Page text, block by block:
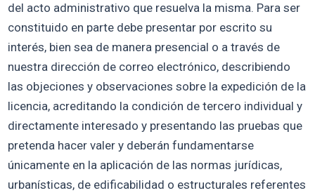
del acto administrativo que resuelva la misma. Para ser
constituido en parte debe presentar por escrito su
interés, bien sea de manera presencial o a través de
nuestra dirección de correo electrónico, describiendo
las objeciones y observaciones sobre la expedición de la
licencia, acreditando la condición de tercero individual y
directamente interesado y presentando las pruebas que
pretenda hacer valer y deberán fundamentarse
únicamente en la aplicación de las normas jurídicas,
urbanísticas, de edificabilidad o estructurales referentes